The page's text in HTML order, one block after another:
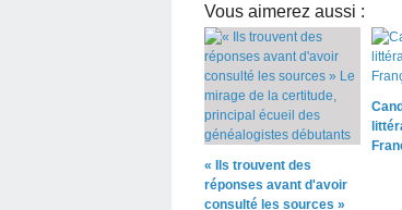
Vous aimerez aussi :
« Ils trouvent des
réponses avant d'avoir
consulté les sources »